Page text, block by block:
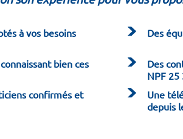
à vos besoins
bien ces
confirmés et
Des
Des
NPF 25
Une
depuis